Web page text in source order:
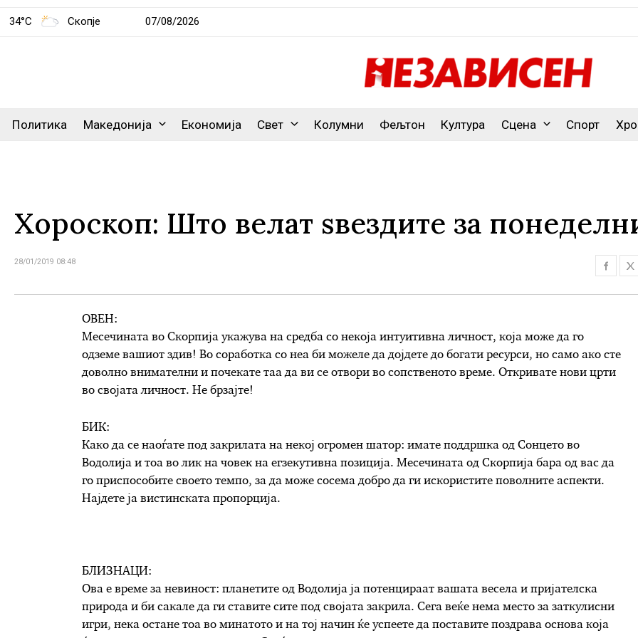
34°C Скопје 07/08/2026
Политика Македонија Економија Свет Колумни Фељтон Култура Сцена Спорт
Хороскоп: Што велат ѕвездите за
28/01/2019 08:48
ОВЕН:
Месечината во Скорпија укажува на средба со некоја интуитивна личност, која може да го
одземе вашиот здив! Во соработка со неа би можеле да дојдете до богати ресурси, но само ако сте
доволно внимателни и почекате таа да ви се отвори во сопственото време. Откривате нови црти
во својата личност. Не брзајте!
БИК:
Како да се наоѓате под закрилата на некој огромен шатор: имате поддршка од Сонцето во
Водолија и тоа во лик на човек на егзекутивна позиција. Месечината од Скорпија бара од вас да
го приспособите своето темпо, за да може сосема добро да ги искористите поволните аспекти.
Најдете ја вистинската пропорција.
БЛИЗНАЦИ:
Ова е време за невиност: планетите од Водолија ја потенцираат вашата весела и пријателска
природа и би сакале да ги ставите сите под својата закрила. Сега веќе нема место за заткулисни
игри, нека остане тоа во минатото и на тој начин ќе успеете да поставите поздрава основа која